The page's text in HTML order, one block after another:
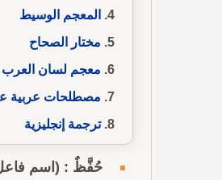
المعجم الوسيط
مختار الصحاح
معجم لسان العرب
مصطلحات عربية
ترجمة إنجليزية
حُفَّظٌ : (اسم